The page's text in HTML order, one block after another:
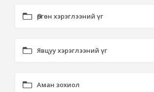
Өргөн хэрэглээний үг
Явцуу хэрэглээний үг
Аман зохиол